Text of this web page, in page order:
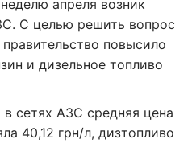
апреля возник
С целью решить вопрос
повысило
и дизельное топливо
сетях АЗС средняя цена
40,12 грн/л, дизтопливо